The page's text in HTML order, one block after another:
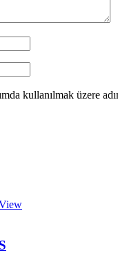
kullanılmak üzere